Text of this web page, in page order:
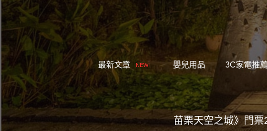
要
最新文章 NEW! 嬰兒用品 3C家電推薦
苗栗天空之城》門